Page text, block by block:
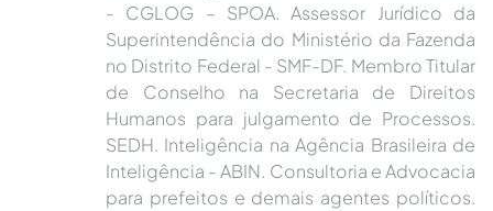
- CGLOG – SPOA. Assessor Jurídico da
Superintendência do Ministério da Fazenda
no Distrito Federal - SMF-DF. Membro Titular
de Conselho na Secretaria de Direitos
Humanos para julgamento de Processos.
SEDH. Inteligência na Agência Brasileira de
Inteligência - ABIN. Consultoria e Advocacia
para prefeitos e demais agentes políticos.